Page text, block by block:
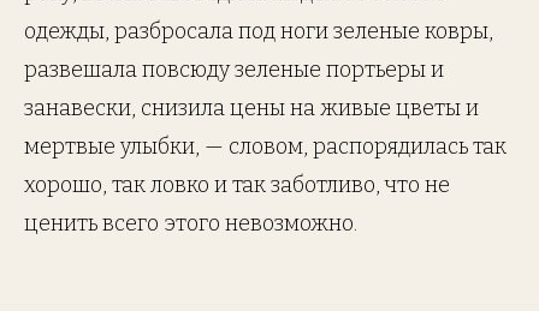
одежды, разбросала под ноги зеленые ковры,
развешала повсюду зеленые портьеры и
занавески, снизила цены на живые цветы и
мертвые улыбки, — словом, распорядилась так
хорошо, так ловко и так заботливо, что не
ценить всего этого невозможно.